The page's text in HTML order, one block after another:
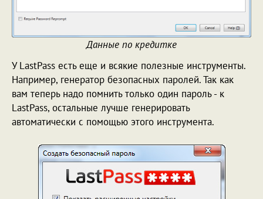
Данные по кредитке
У LastPass есть еще и всякие полезные инструменты.
Например, генератор безопасных паролей. Так как
вам теперь надо помнить только один пароль - к
LastPass, остальные лучше генерировать
автоматически с помощью этого инструмента.